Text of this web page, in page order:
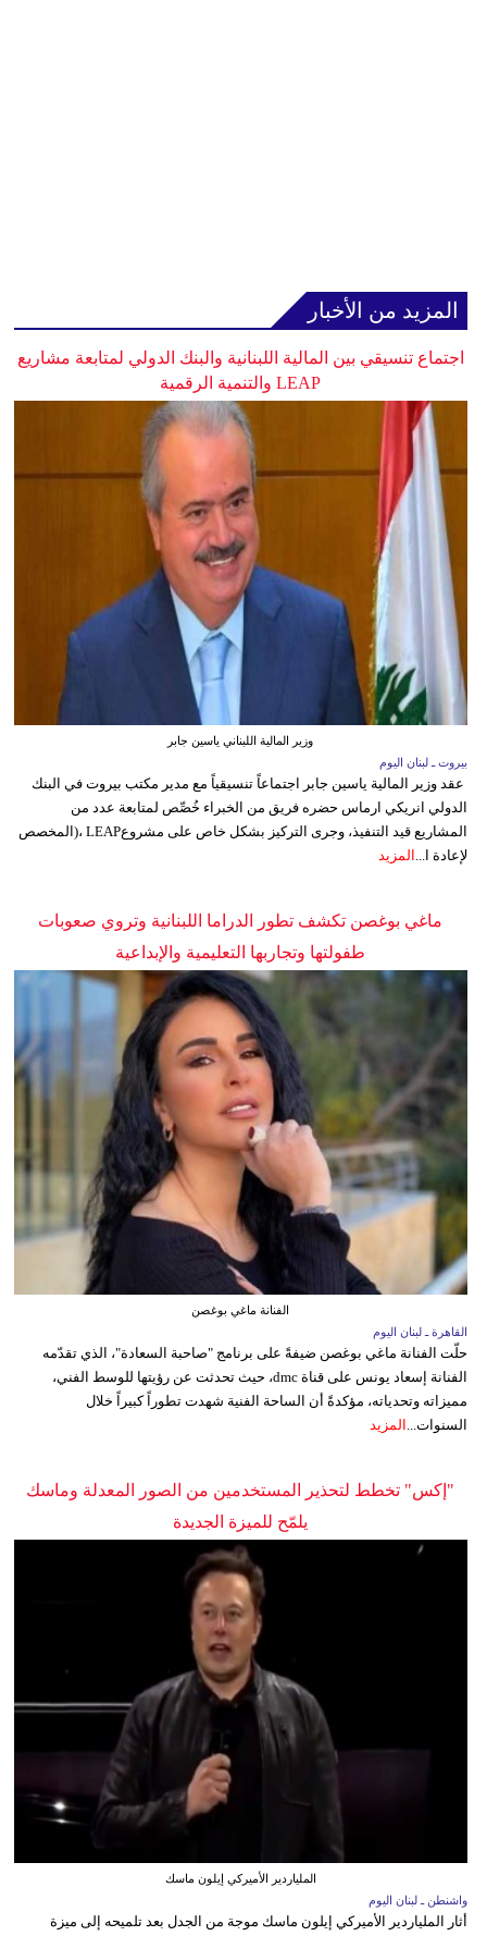
المزيد من الأخبار
اجتماع تنسيقي بين المالية اللبنانية والبنك الدولي لمتابعة مشاريع
LEAP والتنمية الرقمية
وزير المالية اللبناني ياسين جابر
بيروت ـ لبنان اليوم
عقد وزير المالية ياسين جابر اجتماعاً تنسيقياً مع مدير مكتب بيروت في البنك
الدولي انريكي ارماس حضره فريق من الخبراء خُصِّص لمتابعة عدد من
المشاريع قيد التنفيذ، وجرى التركيز بشكل خاص على مشروعLEAP ،(المخصص
لإعادة ا...
المزيد
ماغي بوغصن تكشف تطور الدراما اللبنانية وتروي صعوبات
طفولتها وتجاربها التعليمية والإبداعية
الفنانة ماغي بوغصن
القاهرة ـ لبنان اليوم
حلّت الفنانة ماغي بوغصن ضيفةً على برنامج "صاحبة السعادة"، الذي تقدّمه
الفنانة إسعاد يونس على قناة dmc، حيث تحدثت عن رؤيتها للوسط الفني،
مميزاته وتحدياته، مؤكدةً أن الساحة الفنية شهدت تطوراً كبيراً خلال
السنوات... المزيد
"إكس" تخطط لتحذير المستخدمين من الصور المعدلة وماسك
يلمّح للميزة الجديدة
الملياردير الأميركي إيلون ماسك
واشنطن ـ لبنان اليوم
أثار الملياردير الأميركي إيلون ماسك موجة من الجدل بعد تلميحه إلى ميزة